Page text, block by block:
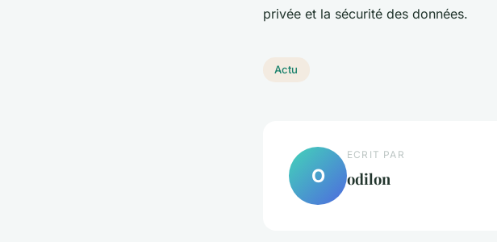
privée et la sécurité des données.
Actu
O
ECRIT PAR
odilon